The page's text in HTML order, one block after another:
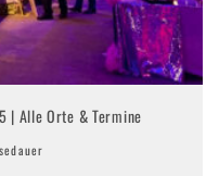
| Alle Orte & Termine